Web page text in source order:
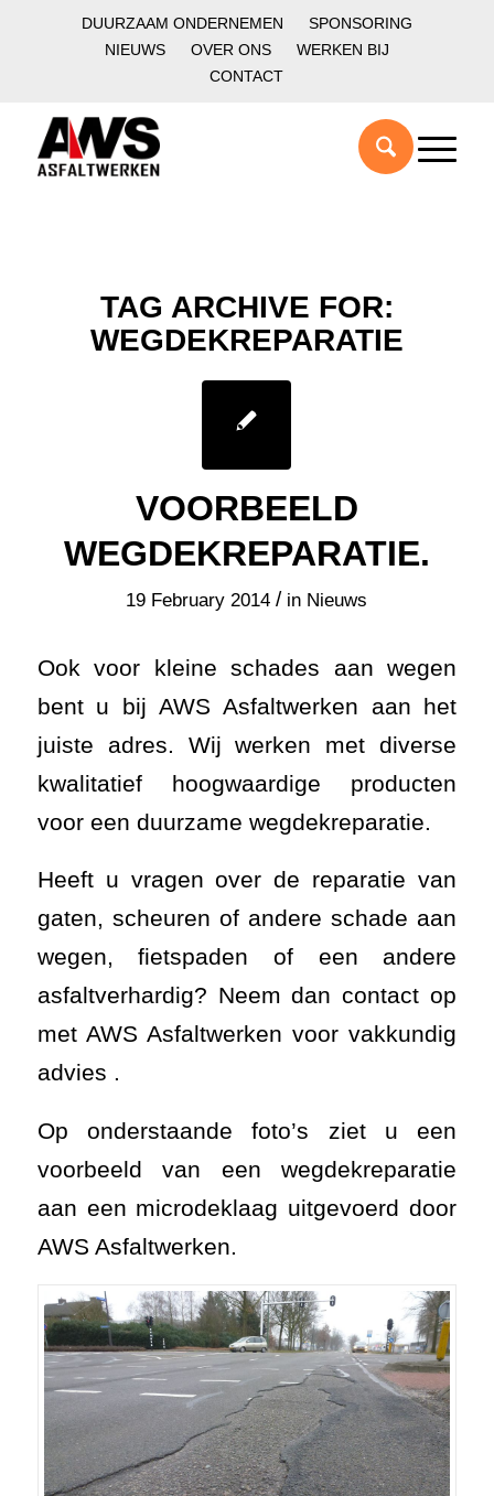
DUURZAAM ONDERNEMEN
SPONSORING
NIEUWS
OVER ONS
WERKEN BIJ
CONTACT
TAG ARCHIVE FOR:
WEGDEKREPARATIE
VOORBEELD
WEGDEKREPARATIE.
19 February 2014 / in Nieuws
Ook voor kleine schades aan wegen
bent u bij AWS Asfaltwerken aan het
juiste adres. Wij werken met diverse
kwalitatief hoogwaardige producten
voor een duurzame wegdekreparatie.
Heeft u vragen over de reparatie van
gaten, scheuren of andere schade aan
wegen, fietspaden of een andere
asfaltverhardig? Neem dan contact op
met AWS Asfaltwerken voor vakkundig
advies .
Op onderstaande foto’s ziet u een
voorbeeld van een wegdekreparatie
aan een microdeklaag uitgevoerd door
AWS Asfaltwerken.